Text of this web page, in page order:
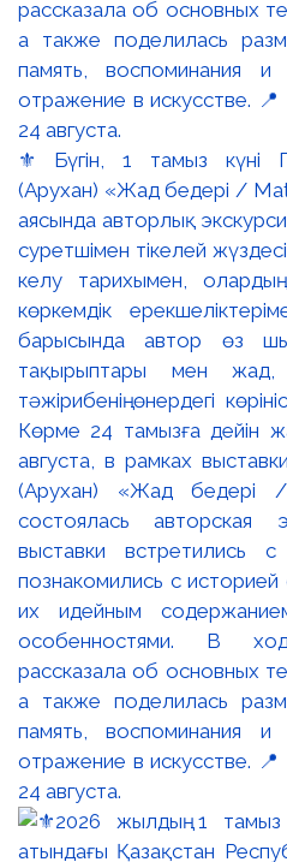
⚜️ Бүгін, 1 тамыз күні
(Арухан) «Жад бедері /
аясында авторлық
суретшімен тікелей
келу тарихымен,
көркемдік
барысында автор өз
тақырыптары мен
тәжірибенің өнердегі
Көрме 24 тамызға дейін
августа, в рамках
(Арухан) «Жад
состоялась авторская
выставки встретились
познакомились с историей
их идейным
особенностями. В
рассказала об основных
а также поделилась
память, воспоминания
отражение в искусстве.
24 августа.